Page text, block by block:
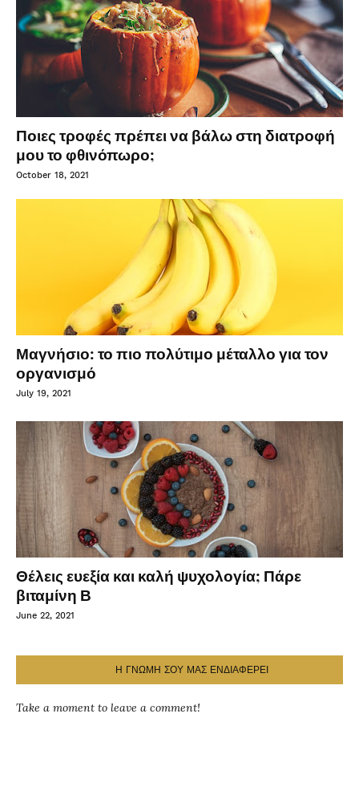
Ποιες τροφές πρέπει να βάλω στη διατροφή
μου το φθινόπωρο;
October 18, 2021
Μαγνήσιο: το πιο πολύτιμο μέταλλο για τον
οργανισμό
July 19, 2021
Θέλεις ευεξία και καλή ψυχολογία; Πάρε
βιταμίνη Β
June 22, 2021
Η ΓΝΩΜΗ ΣΟΥ ΜΑΣ ΕΝΔΙΑΦΕΡΕΙ
Take a moment to leave a comment!